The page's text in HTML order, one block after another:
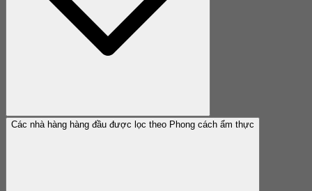
Các nhà hàng hàng đầu được lọc theo Phong cách ẩm thực